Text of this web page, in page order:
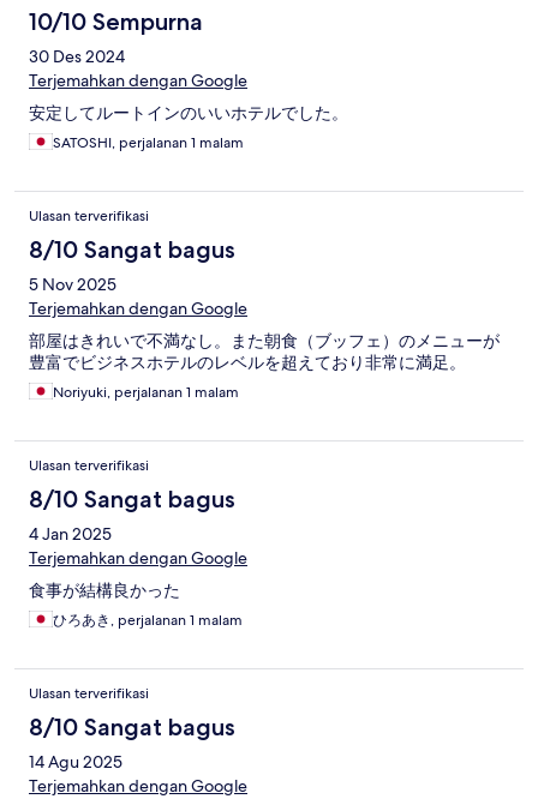
10/10 Sempurna
30 Des 2024
Terjemahkan dengan Google
安定してルートインのいいホテルでした。
SATOSHI, perjalanan 1 malam
Ulasan terverifikasi
8/10 Sangat bagus
5 Nov 2025
Terjemahkan dengan Google
部屋はきれいで不満なし。また朝食（ブッフェ）のメニューが
豊富でビジネスホテルのレベルを超えており非常に満足。
Noriyuki, perjalanan 1 malam
Ulasan terverifikasi
8/10 Sangat bagus
4 Jan 2025
Terjemahkan dengan Google
食事が結構良かった
ひろあき, perjalanan 1 malam
Ulasan terverifikasi
8/10 Sangat bagus
14 Agu 2025
Terjemahkan dengan Google